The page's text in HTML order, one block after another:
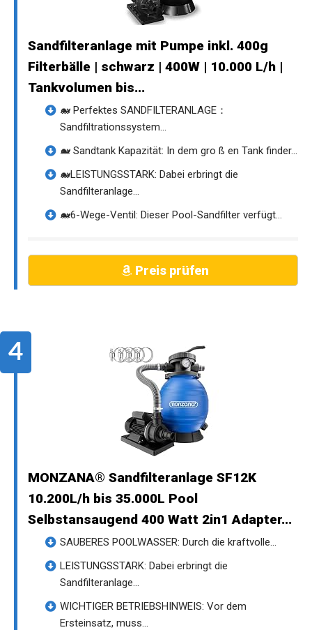
Sandfilteranlage mit Pumpe inkl. 400g
Filterbälle | schwarz | 400W | 10.000 L/h |
Tankvolumen bis...
🐋 Perfektes SANDFILTERANLAGE：
Sandfiltrationssystem...
🐋 Sandtank Kapazität: In dem gro ß en Tank finder...
🐋LEISTUNGSSTARK: Dabei erbringt die
Sandfilteranlage...
🐋6-Wege-Ventil: Dieser Pool-Sandfilter verfügt...
Preis prüfen
MONZANA® Sandfilteranlage SF12K
10.200L/h bis 35.000L Pool
Selbstansaugend 400 Watt 2in1 Adapter...
SAUBERES POOLWASSER: Durch die kraftvolle...
LEISTUNGSSTARK: Dabei erbringt die
Sandfilteranlage...
WICHTIGER BETRIEBSHINWEIS: Vor dem
Ersteinsatz, muss...